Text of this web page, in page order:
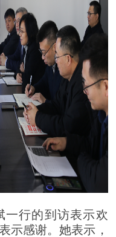
一行的到访表示欢
示感谢。她表示，